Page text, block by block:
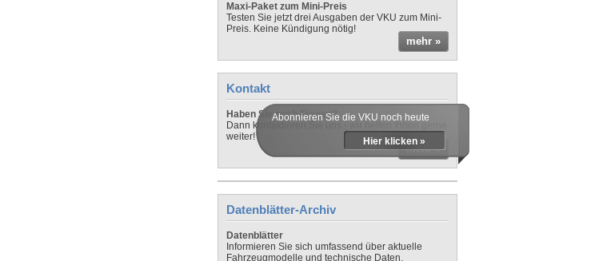
Maxi-Paket zum Mini-Preis
Testen Sie jetzt drei Ausgaben der VKU zum Mini-
Preis. Keine Kündigung nötig!
mehr »
Kontakt
Haben Sie noch Fragen?
Dann kontaktieren Sie uns - wir helfen Ihnen gerne
weiter!
mehr »
Abonnieren Sie die VKU noch heute
Hier klicken »
Datenblätter-Archiv
Datenblätter
Informieren Sie sich umfassend über aktuelle
Fahrzeugmodelle und technische Daten.